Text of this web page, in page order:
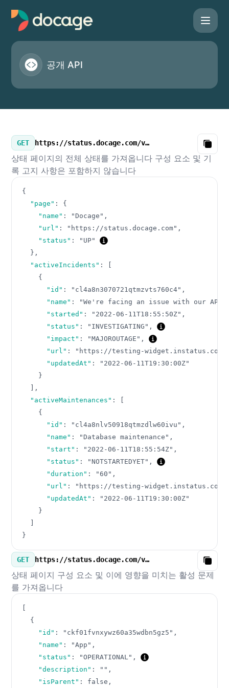
공개 API
GET https://status.docage.com/v3/summary.json
Copy
상태 페이지의 전체 상태를 가져옵니다 구성 요소 및 기
록 고지 사항은 포함하지 않습니다
{
"page" :
{
"name" : "Docage" ,
"url" : "https://status.docage.com" ,
"status" :
"UP"
} ,
"activeIncidents" :
{
"id" : "cl4a8n3070721qtmzvts760c4" ,
"name" : "We're facing an issue with our API"
"started" : "2022-06-11T18:55:50Z" ,
"status" : "INVESTIGATING" ,
"impact" : "MAJOROUTAGE" ,
"url" :
"https://testing-widget.instatus.com/
"updatedAt" :
"2022-06-11T19:30:00Z"
}
,
"activeMaintenances" :
{
"id" : "cl4a8nlv50918qtmzdlw60ivu" ,
"name" : "Database maintenance" ,
"start" : "2022-06-11T18:55:54Z" ,
"status" : "NOTSTARTEDYET" ,
"duration" : "60" ,
"url" :
"https://testing-widget.instatus.com/
"updatedAt" :
"2022-06-11T19:30:00Z"
}
}
GET https://status.docage.com/v3/components.json
Copy
상태 페이지 구성 요소 및 이에 영향을 미치는 활성 문제
를 가져옵니다
{
"id" : "ckf01fvnxywz60a35wdbn5gz5" ,
"name" : "App" ,
"status" : "OPERATIONAL" ,
"description" : "" ,
"isParent" : false ,